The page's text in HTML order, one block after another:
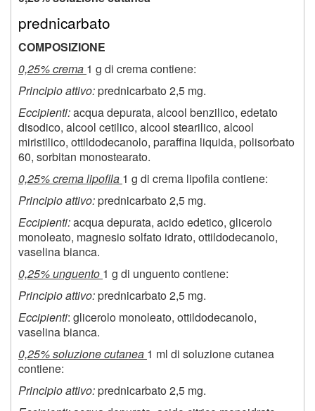
prednicarbato
COMPOSIZIONE
0,25% crema 1 g di crema contiene:
Principio attivo:prednicarbato 2,5 mg.
Eccipienti:acqua depurata, alcool benzilico, edetato
disodico, alcool cetilico, alcool stearilico, alcool
miristilico, ottildodecanolo, paraffina liquida, polisorbato
60, sorbitan monostearato.
0,25% crema lipofila 1 g di crema lipofila contiene:
Principio attivo:prednicarbato 2,5 mg.
Eccipienti:acqua depurata, acido edetico, glicerolo
monoleato, magnesio solfato idrato, ottildodecanolo,
vaselina bianca.
0,25% unguento 1 g di unguento contiene:
Principio attivo:prednicarbato 2,5 mg.
Eccipienti: glicerolo monoleato, ottildodecanolo,
vaselina bianca.
0,25% soluzione cutanea 1 ml di soluzione cutanea
contiene:
Principio attivo:prednicarbato 2,5 mg.